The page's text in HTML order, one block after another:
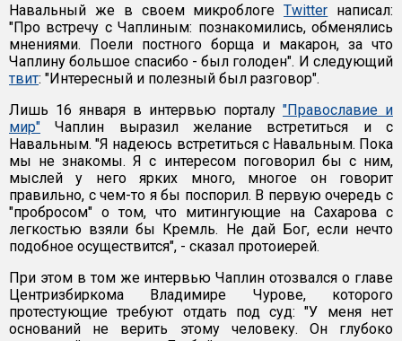
Навальный же в своем микроблогеTwitter написал:
"Про встречу с Чаплиным: познакомились, обменялись
мнениями. Поели постного борща и макарон, за что
Чаплину большое спасибо - был голоден". И следующий
твит: "Интересный и полезный был разговор".
Лишь 16 января в интервью порталу "Православие и
мир" Чаплин выразил желание встретиться и с
Навальным. "Я надеюсь встретиться с Навальным. Пока
мы не знакомы. Я с интересом поговорил бы с ним,
мыслей у него ярких много, многое он говорит
правильно, с чем-то я бы поспорил. В первую очередь с
"пробросом" о том, что митингующие на Сахарова с
легкостью взяли бы Кремль. Не дай Бог, если нечто
подобное осуществится", - сказал протоиерей.
При этом в том же интервью Чаплин отозвался о главе
Центризбиркома Владимире Чурове, которого
протестующие требуют отдать под суд: "У меня нет
оснований не верить этому человеку. Он глубоко